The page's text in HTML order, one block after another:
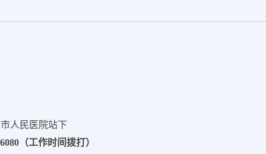
人民医院站下
（工作时间拨打）